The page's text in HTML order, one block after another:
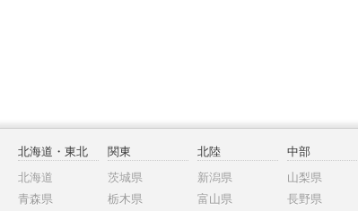
北海道・東北
北海道
青森県
関東
茨城県
栃木県
北陸
新潟県
富山県
中部
山梨県
長野県